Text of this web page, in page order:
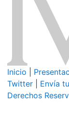
Inicio
Twitter
Envía
Derechos